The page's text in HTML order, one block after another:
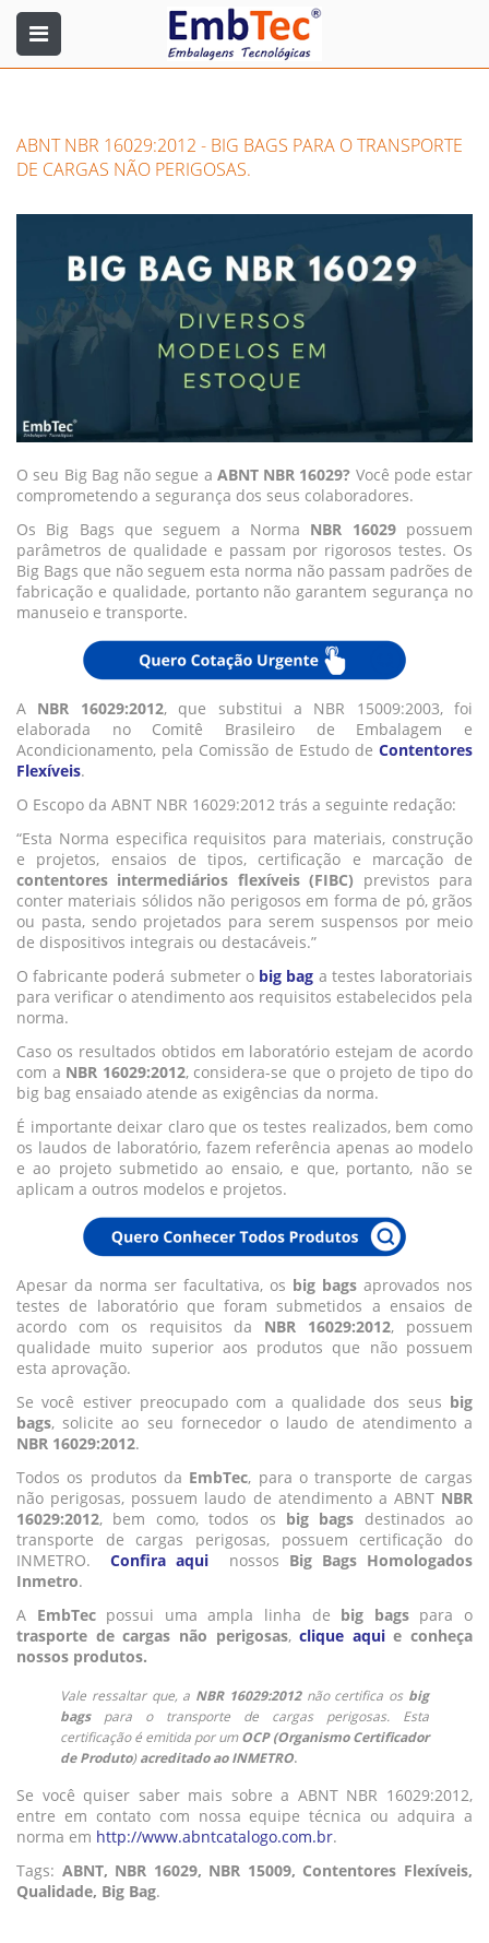
ABNT NBR 16029:2012 - BIG BAGS PARA O TRANSPORTE
DE CARGAS NÃO PERIGOSAS.
O seu Big Bag não segue a ABNT NBR 16029? Você pode estar
comprometendo a segurança dos seus colaboradores.
Os Big Bags que seguem a Norma NBR 16029possuem
parâmetros de qualidade e passam por rigorosos testes. Os
Big Bags que não seguem esta norma não passam padrões de
fabricação e qualidade, portanto não garantem segurança no
manuseio e transporte.
A NBR 16029:2012, que substitui a NBR 15009:2003, foi
elaborada no Comitê Brasileiro de Embalagem e
Acondicionamento, pela Comissão de Estudo de Contentores
Flexíveis.
O Escopo da ABNT NBR 16029:2012 trás a seguinte redação:
“Esta Norma especifica requisitos para materiais, construção
e projetos, ensaios de tipos, certificação e marcação de
contentores intermediários flexíveis (FIBC) previstos para
conter materiais sólidos não perigosos em forma de pó, grãos
ou pasta, sendo projetados para serem suspensos por meio
de dispositivos integrais ou destacáveis.”
O fabricante poderá submeter o big bag a testes laboratoriais
para verificar o atendimento aos requisitos estabelecidos pela
norma.
Caso os resultados obtidos em laboratório estejam de acordo
com a NBR 16029:2012, considera-se que o projeto de tipo do
big bag ensaiado atende as exigências da norma.
É importante deixar claro que os testes realizados, bem como
os laudos de laboratório, fazem referência apenas ao modelo
e ao projeto submetido ao ensaio, e que, portanto, não se
aplicam a outros modelos e projetos.
Apesar da norma ser facultativa, os big bags aprovados nos
testes de laboratório que foram submetidos a ensaios de
acordo com os requisitos da NBR 16029:2012, possuem
qualidade muito superior aos produtos que não possuem
esta aprovação.
Se você estiver preocupado com a qualidade dos seus big
bags, solicite ao seu fornecedor o laudo de atendimento a
NBR 16029:2012.
Todos os produtos da EmbTec, para o transporte de cargas
não perigosas, possuem laudo de atendimento a ABNT NBR
16029:2012, bem como, todos os big bags destinados ao
transporte de cargas perigosas, possuem certificação do
INMETRO.
Confira aqui nossos Big Bags Homologados
Inmetro.
A EmbTecpossui uma ampla linha de big bagspara o
trasporte de cargas não perigosas,clique aquie conheça
nossos produtos.
Vale ressaltar que, a NBR 16029:2012não certifica os big
bagspara o transporte de cargas perigosas. Esta
certificação é emitida por umOCP (Organismo Certificador
de Produto) acreditado ao INMETRO.
Se você quiser saber mais sobre a ABNT NBR 16029:2012,
entre em contato com nossa equipe técnica ou adquira a
norma em http://www.abntcatalogo.com.br.
Tags: ABNT, NBR 16029, NBR 15009, Contentores Flexíveis,
Qualidade, Big Bag.